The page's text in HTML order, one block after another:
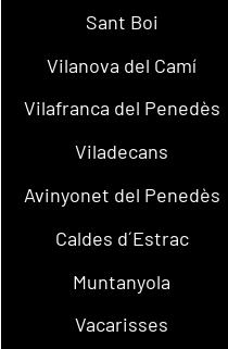
Sant Boi
Vilanova del Camí
Vilafranca del Penedès
Viladecans
Avinyonet del Penedès
Caldes d´Estrac
Muntanyola
Vacarisses